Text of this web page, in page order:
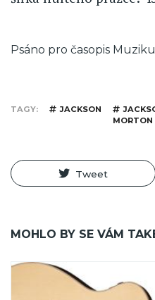
Psáno pro časopis
TAGY JACKSON
MORTON
Tweet
MOHLO BY SE VÁM